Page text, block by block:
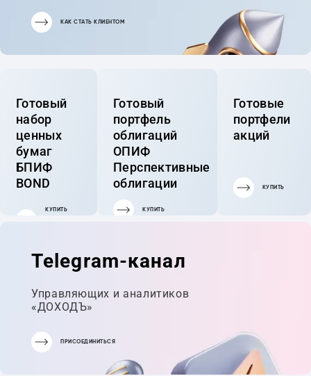
КАК СТАТЬ КЛИЕНТОМ
Готовый
набор
ценных
бумаг
БПИФ
BOND
КУПИТЬ
Готовый
портфель
облигаций
ОПИФ
Перспективные
облигации
КУПИТЬ
Готовые
портфели
акций
КУПИТЬ
Telegram-канал
Управляющих и аналитиков
«ДОХОДЪ»
ПРИСОЕДИНИТЬСЯ